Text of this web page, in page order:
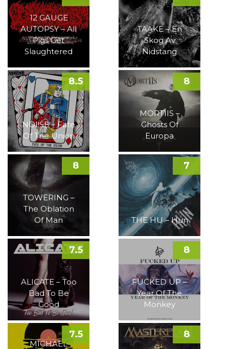
12 GAUGE
AUTOPSY – All
Pigs Get
Slaughtered
TAAKE – En
Skog Av
Nidstang
NOI!SE – Fate
Of The Union
8.5
MORTIIS –
Ghosts Of
Europa
8
TOWERING –
The Oblation
Of Man
8
THE HU – Hun
7
ALICATE – Too
Bad To Be
Good
7.5
FUCKED UP –
Year Of The
Monkey
8
MICHAEL
7.5 8